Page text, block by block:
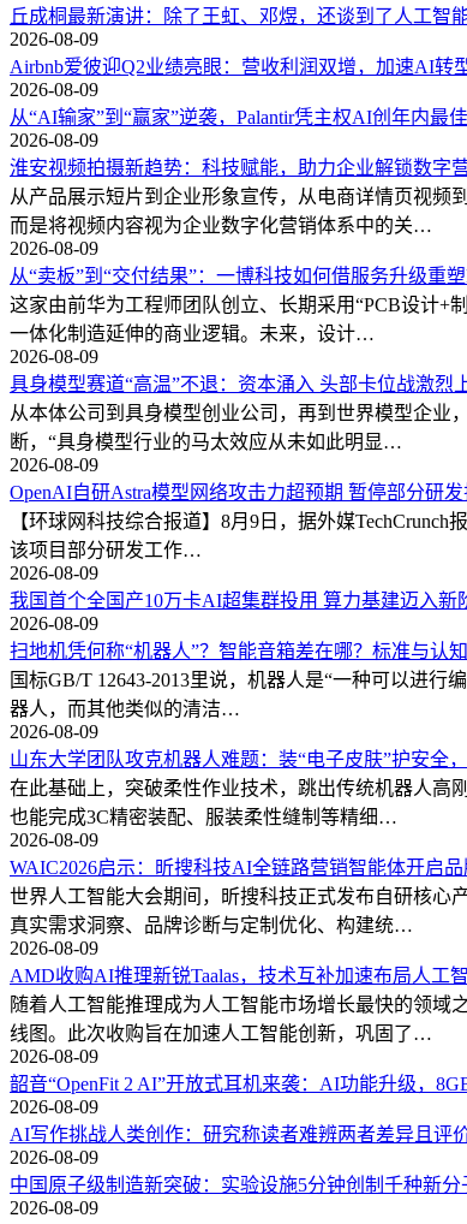
丘成桐最新演讲：除了王虹、邓煜，还谈到了人工智
2026-08-09
Airbnb爱彼迎Q2业绩亮眼：营收利润双增，加速AI转
2026-08-09
从“AI输家”到“赢家”逆袭，Palantir凭主权AI创年内最
2026-08-09
淮安视频拍摄新趋势：科技赋能，助力企业解锁数字
从产品展示短片到企业形象宣传，从电商详情页视频
而是将视频内容视为企业数字化营销体系中的关…
2026-08-09
从“卖板”到“交付结果”：一博科技如何借服务升级重塑
这家由前华为工程师团队创立、长期采用“PCB设计+
一体化制造延伸的商业逻辑。未来，设计…
2026-08-09
具身模型赛道“高温”不退：资本涌入 头部卡位战激烈
从本体公司到具身模型创业公司，再到世界模型企
断，“具身模型行业的马太效应从未如此明显…
2026-08-09
OpenAI自研Astra模型网络攻击力超预期 暂停部分研
【环球网科技综合报道】8月9日，据外媒
该项目部分研发工作…
2026-08-09
我国首个全国产10万卡AI超集群投用 算力基建迈入新
2026-08-09
扫地机凭何称“机器人”？智能音箱差在哪？标准与认
国标GB/T 12643-2013里说，机器人是“一种可以进
器人，而其他类似的清洁…
2026-08-09
山东大学团队攻克机器人难题：装“电子皮肤”护安全
在此基础上，突破柔性作业技术，跳出传统机器人高
也能完成3C精密装配、服装柔性缝制等精细…
2026-08-09
WAIC2026启示：昕搜科技AI全链路营销智能体开启
世界人工智能大会期间，昕搜科技正式发布自研核
真实需求洞察、品牌诊断与定制优化、构建统…
2026-08-09
AMD收购AI推理新锐Taalas，技术互补加速布局人工
随着人工智能推理成为人工智能市场增长最快的领
线图。此次收购旨在加速人工智能创新，巩固了…
2026-08-09
韶音“OpenFit 2 AI”开放式耳机来袭：AI功能升级，
2026-08-09
AI写作挑战人类创作：研究称读者难辨两者差异且评
2026-08-09
中国原子级制造新突破：实验设施5分钟创制千种新
2026-08-09